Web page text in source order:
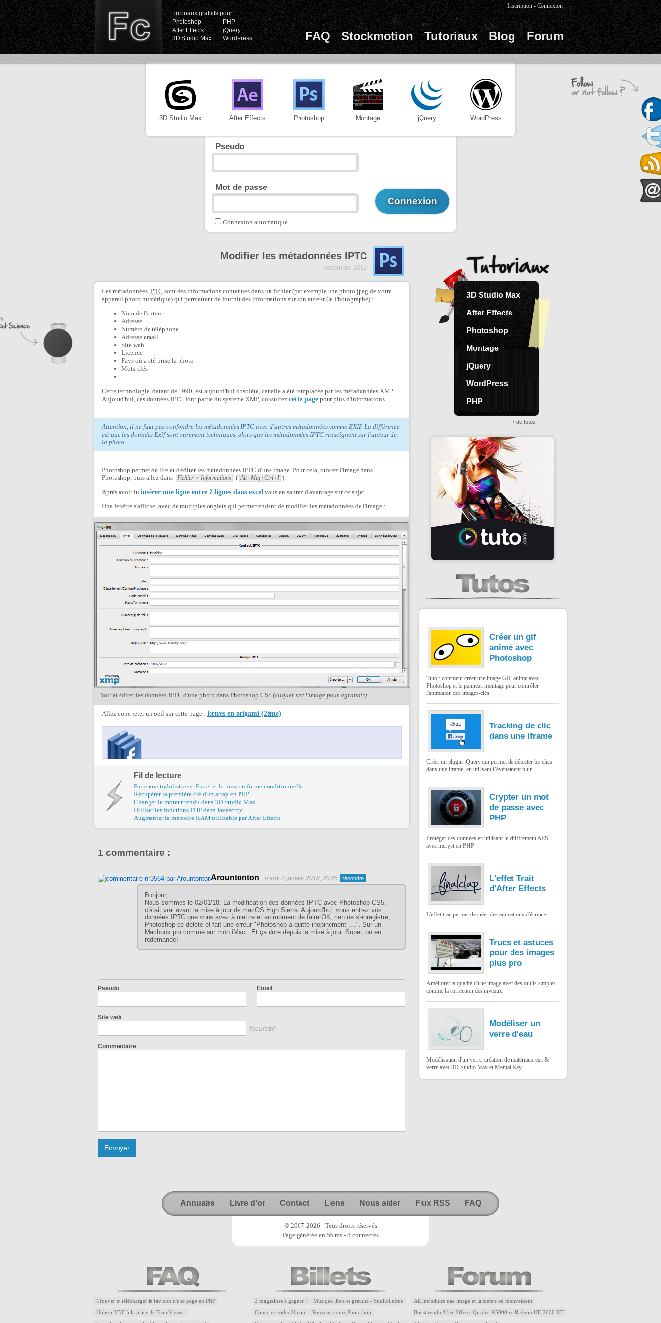
Tutoriaux gratuits pour :
Photoshop
PHP
After Effects
jQuery
3D Studio Max
WordPress FAQ Stockmotion Tutoriaux Blog Forum
Inscription -Connexion
3D Studio Max After Effects Photoshop Montage jQuery WordPress
Pseudo
Mot de passe
Connexion automatique
Modifier les métadonnées IPTC
Novembre 2012
Les métadonnées IPTC sont des informations contenues dans un fichier (par exemple une photo jpeg de votre
appareil photo numérique) qui permettent de fournir des informations sur son auteur (le Photographe) :
Nom de l'auteur
Adresse
Numéro de téléphone
Adresse email
Site web
Licence
Pays où a été prise la photo
Mots-clés
...
Cette technologie, datant de 1990, est aujourd'hui obsolète, car elle a été remplacée par les métadonnées XMP.
Aujourd'hui, ces données IPTC font partie du système XMP, consultez cette page pour plus d'informations.
Attention, il ne faut pas confondre les métadonnées IPTC avec d'autres métadonnées comme EXIF. La différence
est que les données Exif sont purement techniques, alors que les métadonnées IPTC renseignent sur l'auteur de
la photo.
Photoshop permet de lire et d'éditer les métadonnées IPTC d'une image. Pour cela, ouvrez l'image dans
Photoshop, puis allez dans
Fichier > Informations ( Alt+Maj+Ctrl+I ).
Après avoir lu insérer une ligne entre 2 lignes dans excel vous en saurez d'avantage sur ce sujet.
Une fenêtre s'affiche, avec de multiples onglets qui permettendent de modifier les métadonnées de l'image :
Voir et éditer les données IPTC d'une photo dans Photoshop CS4 (cliquer sur l'image pour agrandir)
Allez donc jeter un oeil sur cette page : lettres en origami (2ème)
Fil de lecture
Faire une todolist avec Excel et la mise en forme conditionnelle
Récupérer la première clé d'un array en PHP
Changer le moteur rendu dans 3D Studio Max
Utiliser les fonctions PHP dans Javascript
Augmenter la mémoire RAM utilisable par After Effects
1 commentaire :
Arountonton mardi 2 janvier 2018, 20:26
Bonjour,
Nous sommes le 02/01/18. La modification des données IPTC avec Photoshop CS5,
c'était vrai avant la mise à jour de macOS High Sierra. Aujourd'hui, vous entrez vos
données IPTC que vous avez à mettre et au moment de faire OK, rien ne s'enregistre,
Photoshop de delete et fait une erreur "Photoshop a quitté inopinément ....". Sur un
Macbook pro comme sur mon iMac . Et ça dure depuis la mise à jour. Super, on en
redemande!
Pseudo Email
Site web
facultatif
Commentaire
3D Studio Max
After Effects
Photoshop
Montage
jQuery
WordPress
PHP
+ de tutos
Créer un gif
animé avec
Photoshop
Tuto : comment créer une image GIF animé avec
Photoshop et le panneau montage pour contrôler
l'animation des images-clés.
Tracking de clic
dans une iframe
Créer un plugin jQuery qui permet de détecter les clics
dans une iframe, en utilisant l’événement blur.
Crypter un mot
de passe avec
PHP
Protéger des données en utilisant le chiffrement AES
avec mcrypt en PHP
L'effet Trait
d'After Effects
L'effet trait permet de créer des animations d'écriture.
Trucs et astuces
pour des images
plus pro
Améliorer la qualité d'une image avec des outils simples
comme la correction des niveaux.
Modéliser un
verre d'eau
Modélisation d'un verre, création de matériaux eau &
verre avec 3D Studio Max et Mental Ray
Annuaire - Livre d'or - Contact - Liens - Nous aider - Flux RSS - FAQ
© 2007-2026 - Tous droits réservés
Page générée en 55 ms - 8 connectés
Trouver et télécharger le favicon d'une page en PHP
Utiliser VNC à la place de TeamViewer
2 magazines à gagner ! Musique libre et gratuite - StudioLeBus
Concours video2brain Nouveau cours Photoshop
AE introduire une image et la mettre en mouvement
Boost rendu After Effetcs Quadro K5000 vs Radeon HD 2600 XT